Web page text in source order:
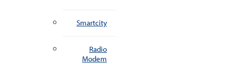
Smartcity
Radio
Modem